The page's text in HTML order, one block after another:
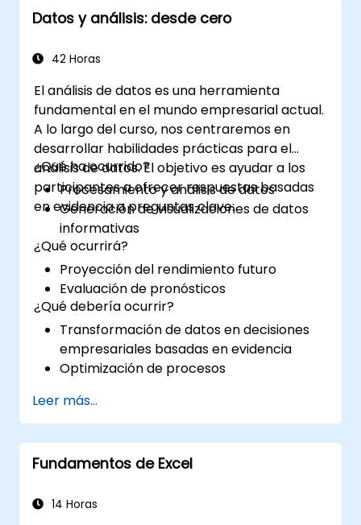
únicamente los datos seleccionados. Ofrece
la posibilidad de agrupar datos de acuerdo
datos: Incluye herramientas para realizar
análisis avanzados, como análisis de
escenarios, tendencias, proyecciones y la
creación de macros. 6. Compartir datos:
Permite compartir y colaborar en tiempo
real, lo que posibilita que varios usuarios
trabajen simultáneamente sobre los mismos
datos. 7. Automatización de tareas: Posibilita
la creación de macros y la automatización de
procesos mediante el lenguaje de
programación VBA (Visual Basic para
Aplicaciones). Excel se utiliza ampliamente en
diversas áreas, desde los negocios hasta la
ciencia y la educación. Sus funciones
versátiles permiten analizar datos, generar
informes, elaborar presupuestos y
cronogramas, gestionar información y llevar
a cabo numerosas otras aplicaciones.
Power BI independiente.
Datos y análisis: desde cero
42 Horas
El análisis de datos es una herramienta
fundamental en el mundo empresarial actual.
A lo largo del curso, nos centraremos en
desarrollar habilidades prácticas para el
análisis de datos. El objetivo es ayudar a los
participantes a ofrecer respuestas basadas
en evidencia a preguntas clave:
¿Qué ha ocurrido?
Procesamiento y análisis de datos
Generación de visualizaciones de datos
informativas
¿Qué ocurrirá?
Proyección del rendimiento futuro
Evaluación de pronósticos
¿Qué debería ocurrir?
Transformación de datos en decisiones
empresariales basadas en evidencia
Optimización de procesos
Leer más...
Fundamentos de Excel
14 Horas